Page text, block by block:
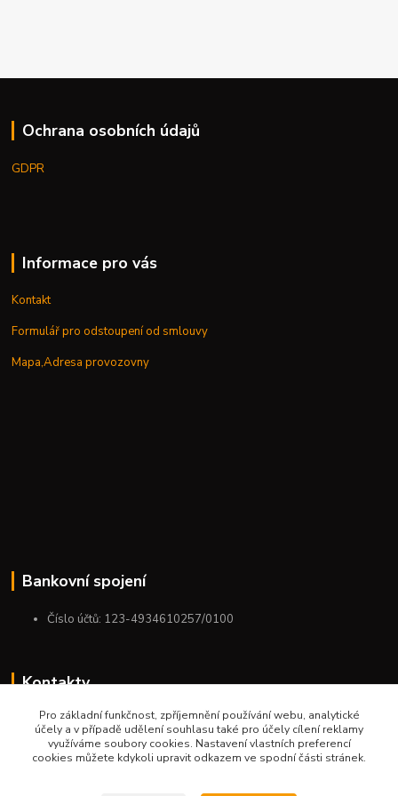
Ochrana osobních údajů
GDPR
Informace pro vás
Kontakt
Formulář pro odstoupení od smlouvy
Mapa,Adresa provozovny
Bankovní spojení
Číslo účtů: 123-4934610257/0100
Kontakty
+420 775 954 963
9:00-12:00-13:00-16:00
Pro základní funkčnost, zpříjemnění používání webu, analytické
účely a v případě udělení souhlasu také pro účely cílení reklamy
využíváme soubory cookies. Nastavení vlastních preferencí
cookies můžete kdykoli upravit odkazem ve spodní části stránek.